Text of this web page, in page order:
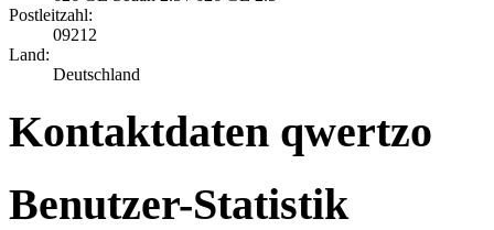
Postleitzahl:
09212
Land:
Deutschland
Kontaktdaten qwertzo
Benutzer-Statistik